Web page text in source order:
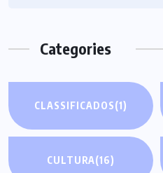
Categories
CLASSIFICADOS(1)
CULTURA(16)